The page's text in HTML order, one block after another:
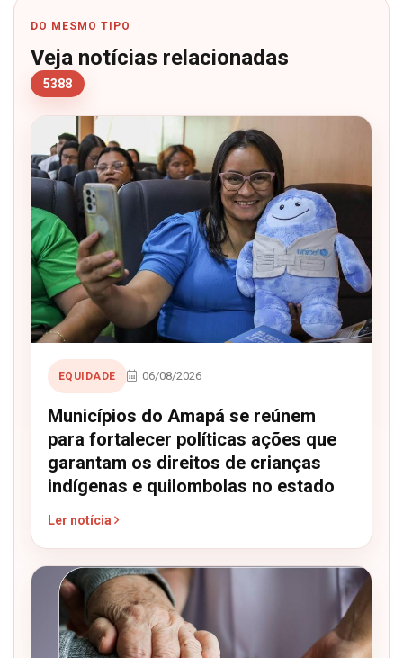
DO MESMO TIPO
Veja notícias relacionadas
5388
EQUIDADE 06/08/2026
Municípios do Amapá se reúnem
para fortalecer políticas ações que
garantam os direitos de crianças
indígenas e quilombolas no estado
Ler notícia